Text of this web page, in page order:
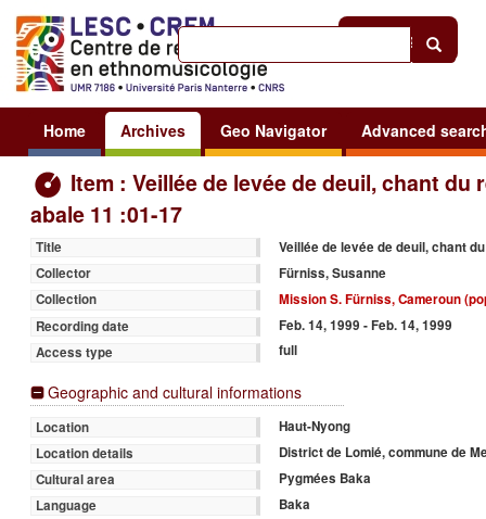
Sign in
Home Archives Geo Navigator Advanced
Item : Veillée de levée de deuil, chant du
abale 11 :01-17
Title
Veillée de levée de deuil, chant
Collector
Fürniss, Susanne
Collection
Mission S. Fürniss, Cameroun
Recording date
Feb. 14, 1999 - Feb. 14, 1999
Access type
full
Geographic and cultural informations
Location
Haut-Nyong
Location details
District de Lomié, commune de
Cultural area
Pygmées Baka
Language
Baka